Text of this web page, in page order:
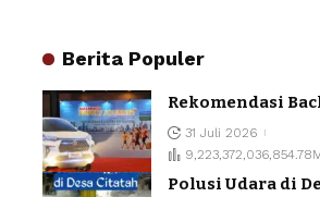
Berita Populer
Rekomendasi
31 Juli 2026
Polusi Udara di